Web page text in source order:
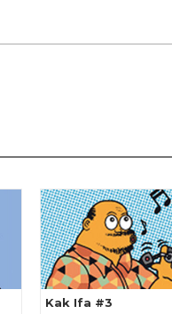
Kak Ifa #3